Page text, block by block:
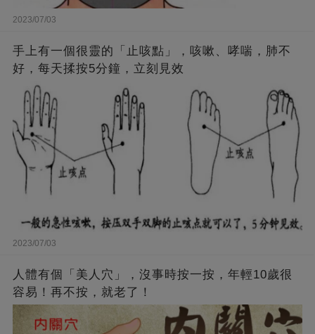
2023/07/03
手上有一個很靈的「止咳點」，咳嗽、哮喘，肺不
好，每天揉按5分鐘，立刻見效
2023/07/03
人體有個「美人穴」，沒事時按一按，年輕10歲很
容易！再不按，就老了！